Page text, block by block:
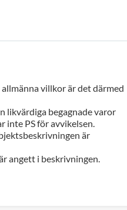
villkor är det därmed
likvärdiga begagnade varor
inte PS för avvikelsen.
är
angett i beskrivningen.